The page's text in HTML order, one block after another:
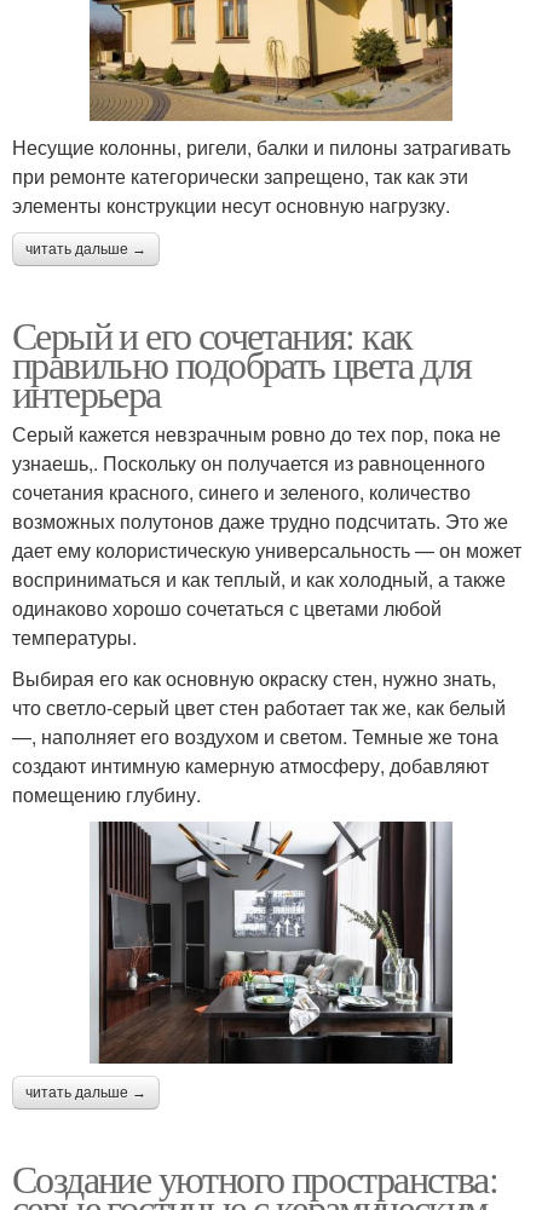
Несущие колонны, ригели, балки и пилоны затрагивать
при ремонте категорически запрещено, так как эти
элементы конструкции несут основную нагрузку.
читать дальше →
Серый и его сочетания: как
правильно подобрать цвета для
интерьера
Серый кажется невзрачным ровно до тех пор, пока не
узнаешь,. Поскольку он получается из равноценного
сочетания красного, синего и зеленого, количество
возможных полутонов даже трудно подсчитать. Это же
дает ему колористическую универсальность — он может
восприниматься и как теплый, и как холодный, а также
одинаково хорошо сочетаться с цветами любой
температуры.
Выбирая его как основную окраску стен, нужно знать,
что светло-серый цвет стен работает так же, как белый
—, наполняет его воздухом и светом. Темные же тона
создают интимную камерную атмосферу, добавляют
помещению глубину.
читать дальше →
Создание уютного пространства: